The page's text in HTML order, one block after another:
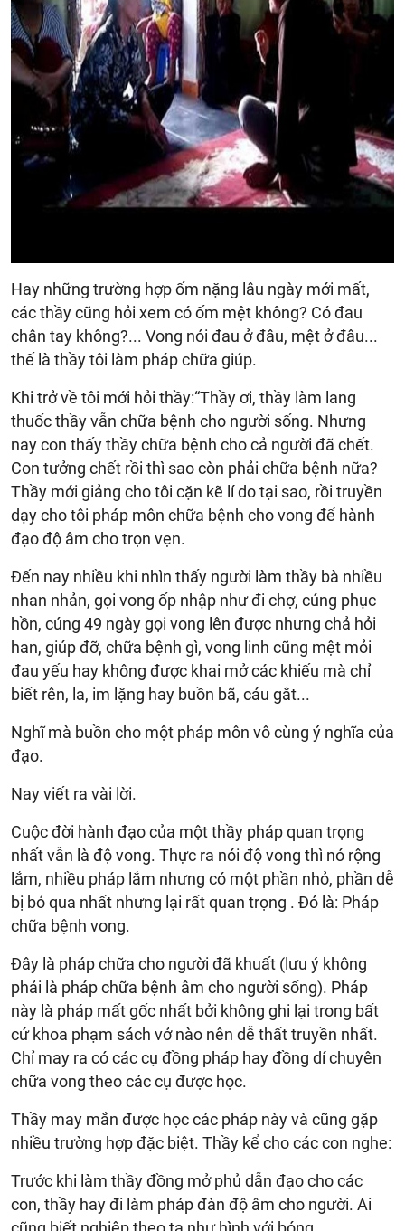
Hay những trường hợp ốm nặng lâu ngày mới mất,
các thầy cũng hỏi xem có ốm mệt không? Có đau
chân tay không?... Vong nói đau ở đâu, mệt ở đâu...
thế là thầy tôi làm pháp chữa giúp.
Khi trở về tôi mới hỏi thầy:“Thầy ơi, thầy làm lang
thuốc thầy vẫn chữa bệnh cho người sống. Nhưng
nay con thấy thầy chữa bệnh cho cả người đã chết.
Con tưởng chết rồi thì sao còn phải chữa bệnh nữa?
Thầy mới giảng cho tôi cặn kẽ lí do tại sao, rồi truyền
dạy cho tôi pháp môn chữa bệnh cho vong để hành
đạo độ âm cho trọn vẹn.
Đến nay nhiều khi nhìn thấy người làm thầy bà nhiều
nhan nhản, gọi vong ốp nhập như đi chợ, cúng phục
hồn, cúng 49 ngày gọi vong lên được nhưng chả hỏi
han, giúp đỡ, chữa bệnh gì, vong linh cũng mệt mỏi
đau yếu hay không được khai mở các khiếu mà chỉ
biết rên, la, im lặng hay buồn bã, cáu gắt...
Nghĩ mà buồn cho một pháp môn vô cùng ý nghĩa của
đạo.
Nay viết ra vài lời.
Cuộc đời hành đạo của một thầy pháp quan trọng
nhất vẫn là độ vong. Thực ra nói độ vong thì nó rộng
lắm, nhiều pháp lắm nhưng có một phần nhỏ, phần dễ
bị bỏ qua nhất nhưng lại rất quan trọng . Đó là: Pháp
chữa bệnh vong.
Đây là pháp chữa cho người đã khuất (lưu ý không
phải là pháp chữa bệnh âm cho người sống). Pháp
này là pháp mất gốc nhất bởi không ghi lại trong bất
cứ khoa phạm sách vở nào nên dễ thất truyền nhất.
Chỉ may ra có các cụ đồng pháp hay đồng dí chuyên
chữa vong theo các cụ được học.
Thầy may mắn được học các pháp này và cũng gặp
nhiều trường hợp đặc biệt. Thầy kể cho các con nghe:
Trước khi làm thầy đồng mở phủ dẫn đạo cho các
con, thầy hay đi làm pháp đàn độ âm cho người. Ai